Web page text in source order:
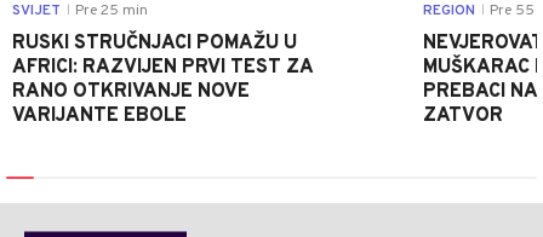
SVIJET Pre 25 min
RUSKI STRUČNJACI POMAŽU U
AFRICI: RAZVIJEN PRVI TEST ZA
RANO OTKRIVANJE NOVE
VARIJANTE EBOLE
REGION Pre 55
MUŠKARAC
PREBACI
ZATVOR